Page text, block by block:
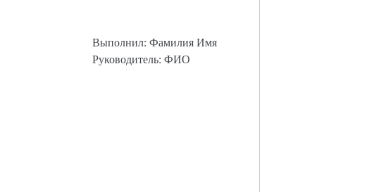
Выполнил: Фамилия Имя
Руководитель: ФИО